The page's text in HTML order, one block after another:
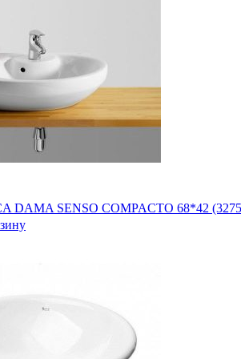
DAMA SENSO COMPACTO 68*42